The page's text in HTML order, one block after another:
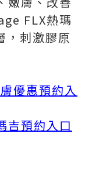
FLX熱瑪
，刺激膠原
優惠預約入
吉預約入口